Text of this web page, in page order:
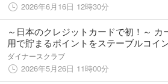
2026年6月16日 12時30分
～日本のクレジットカードで初！～ カ
用で貯まるポイントをステーブルコイ
2026年6月1日、ダイナースクラブのポ
を日本円ステーブルコイン「JPYC」に
るサービスがスタート。
ダイナースクラブ
2026年5月26日 11時00分